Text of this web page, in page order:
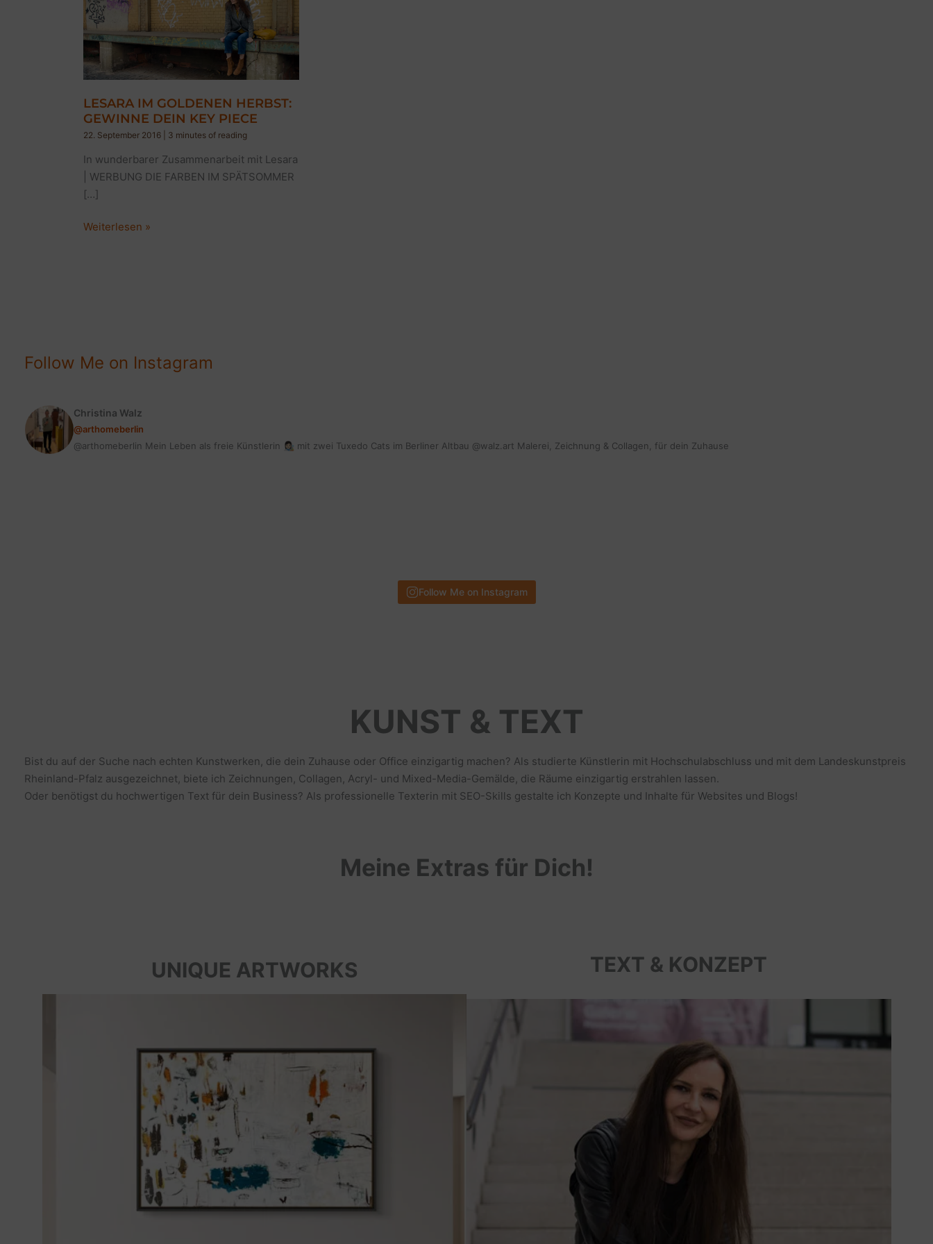
LESARA IM GOLDENEN HERBST:
GEWINNE DEIN KEY PIECE
22. September 2016 3 minutes of reading
In wunderbarer Zusammenarbeit mit Lesara
| WERBUNG DIE FARBEN IM SPÄTSOMMER
[…]
LESARA
Weiterlesen »
Follow Me on Instagram
Christina Walz
@arthomeberlin
@arthomeberlin Mein Leben als freie Künstlerin 👩🏻‍🎨 mit zwei Tuxedo Cats im Berliner Altbau @walz.art Malerei, Zeichnung & Collagen, für dein Zuhause
Follow Me on Instagram
KUNST & TEXT
Bist du auf der Suche nach echten Kunstwerken, die dein Zuhause oder Office einzigartig machen? Als studierte Künstlerin mit Hochschulabschluss und mit dem Landeskunstpreis
Rheinland-Pfalz ausgezeichnet, biete ich Zeichnungen, Collagen, Acryl- und Mixed-Media-Gemälde, die Räume einzigartig erstrahlen lassen.
Oder benötigst du hochwertigen Text für dein Business? Als professionelle Texterin mit SEO-Skills gestalte ich Konzepte und Inhalte für Websites und Blogs!
Meine Extras für Dich!
UNIQUE ARTWORKS TEXT & KONZEPT